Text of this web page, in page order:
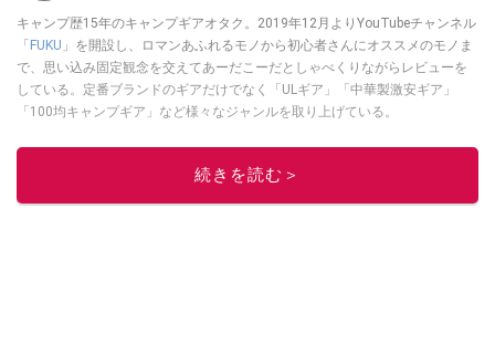
キャンプ歴15年のキャンプギアオタク。2019年12月よりYouTubeチャンネル
「 FUKU 」を開設し、ロマンあふれるモノから初心者さんにオススメのモノま
で、思い込み固定観念を交えてあーだこーだとしゃべくりながらレビューを
している。定番ブランドのギアだけでなく「ULギア」「中華製激安ギア」
「100均キャンプギア」など様々なジャンルを取り上げている。
このイチオシストの他の記事を読む
続きを読む＞